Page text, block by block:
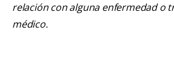
relación con alguna enfermedad o
médico.